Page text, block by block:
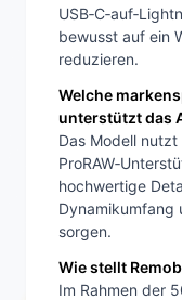
bewusst auf ein
reduzieren.
Welche
unterstützt das
Das Modell nutzt
hochwertige
Dynamikumfang
sorgen.
Wie stellt
Im Rahmen der